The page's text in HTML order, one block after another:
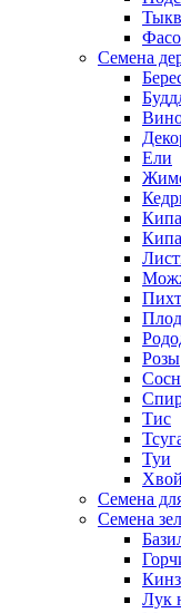
Семена
Ели
Розы
Тис
Туи
Семена
Семена
Лук